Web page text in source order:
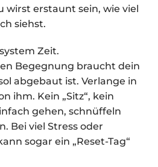
wirst erstaunt sein, wie viel
siehst.
Zeit.
Begegnung braucht dein
abgebaut ist. Verlange in
ihm. Kein „Sitz“, kein
gehen, schnüffeln
Bei viel Stress oder
sogar ein „Reset-Tag“